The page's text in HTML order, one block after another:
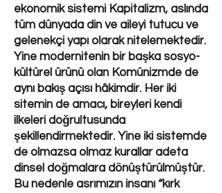
ekonomik sistemi Kapitalizm, aslında
tüm dünyada din ve aileyi tutucu ve
gelenekçi yapı olarak nitelemektedir.
Yine modernitenin bir başka sosyo-
kültürel ürünü olan Komünizmde de
aynı bakış açısı hâkimdir. Her iki
sitemin de amacı, bireyleri kendi
ilkeleri doğrultusunda
şekillendirmektedir. Yine iki sistemde
de olmazsa olmaz kurallar adeta
dinsel doğmalara dönüştürülmüştür.
Bu nedenle asrımızın insanı “kırk